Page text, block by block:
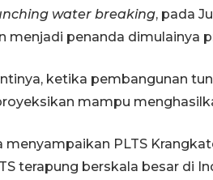
water breaking, pada
menjadi penanda dimulainya
ketika pembangunan
mampu
menyampaikan PLTS
terapung berskala besar di